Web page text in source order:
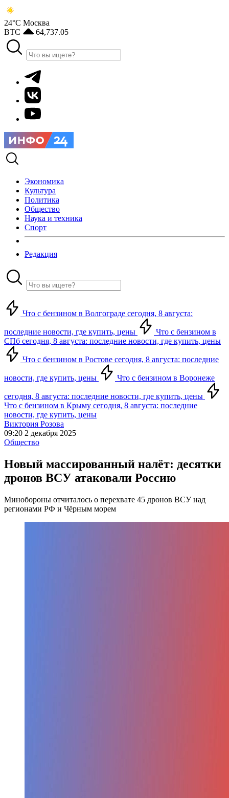
24°С Москва
BTC
64,737.05
Экономика
Культура
Политика
Общество
Наука и техника
Спорт
Редакция
Что с бензином в Волгограде сегодня, 8 августа:
последние новости, где купить, цены
Что с бензином в
СПб сегодня, 8 августа: последние новости, где купить, цены
Что с бензином в Ростове сегодня, 8 августа: последние
новости, где купить, цены Что с бензином в Воронеже
сегодня, 8 августа: последние новости, где купить, цены
Что с бензином в Крыму сегодня, 8 августа: последние
новости, где купить, цены
Виктория Розова
09:20 2 декабря 2025
Общество
Новый массированный налёт: десятки
дронов ВСУ атаковали Россию
Минобороны отчиталось о перехвате 45 дронов ВСУ над
регионами РФ и Чёрным морем